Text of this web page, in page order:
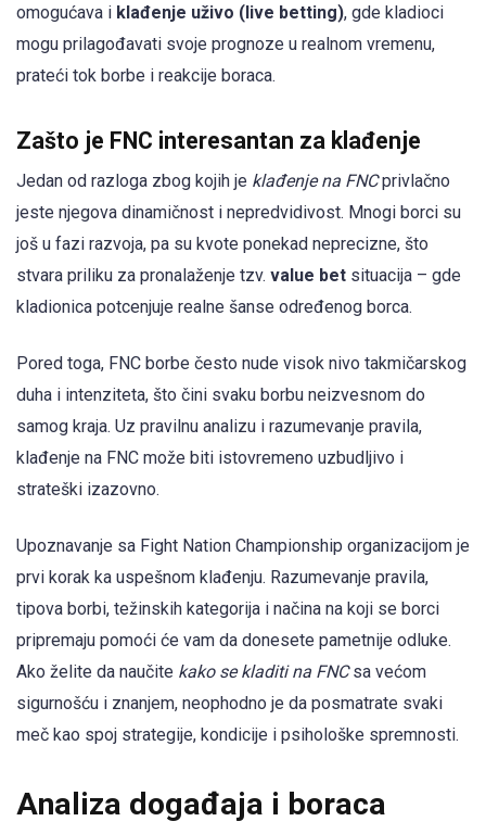
omogućava i klađenje uživo (live betting), gde kladioci
mogu prilagođavati svoje prognoze u realnom vremenu,
prateći tok borbe i reakcije boraca.
Zašto je FNC interesantan za klađenje
Jedan od razloga zbog kojih je klađenje na FNCprivlačno
jeste njegova dinamičnost i nepredvidivost. Mnogi borci su
još u fazi razvoja, pa su kvote ponekad neprecizne, što
stvara priliku za pronalaženje tzv. value bet situacija – gde
kladionica potcenjuje realne šanse određenog borca.
Pored toga, FNC borbe često nude visok nivo takmičarskog
duha i intenziteta, što čini svaku borbu neizvesnom do
samog kraja. Uz pravilnu analizu i razumevanje pravila,
klađenje na FNC može biti istovremeno uzbudljivo i
strateški izazovno.
Upoznavanje sa Fight Nation Championship organizacijom je
prvi korak ka uspešnom klađenju. Razumevanje pravila,
tipova borbi, težinskih kategorija i načina na koji se borci
pripremaju pomoći će vam da donesete pametnije odluke.
Ako želite da naučite kako se kladiti na FNCsa većom
sigurnošću i znanjem, neophodno je da posmatrate svaki
meč kao spoj strategije, kondicije i psihološke spremnosti.
Analiza događaja i boraca